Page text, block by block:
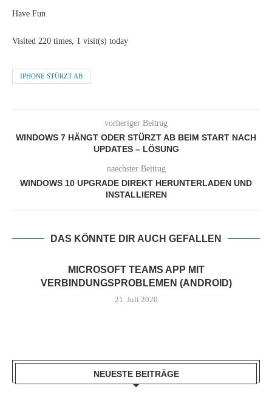
Have Fun
Visited 220 times, 1 visit(s) today
IPHONE STÜRZT AB
vorheriger Beitrag
WINDOWS 7 HÄNGT ODER STÜRZT AB BEIM START NACH
UPDATES – LÖSUNG
naechster Beitrag
WINDOWS 10 UPGRADE DIREKT HERUNTERLADEN UND
INSTALLIEREN
DAS KÖNNTE DIR AUCH GEFALLEN
MICROSOFT TEAMS APP MIT
VERBINDUNGSPROBLEMEN (ANDROID)
21. Juli 2020
NEUESTE BEITRÄGE